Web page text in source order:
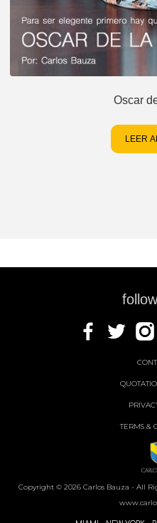
Oscar
LEER
TERMS &
Copyright © 2026 Carlos Bauza - All